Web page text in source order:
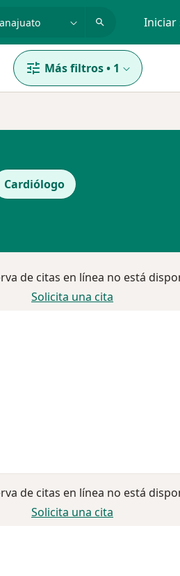
Iniciar
Más filtros• 1
Cardiólogo
de citas en línea no está
Solicita una cita
de citas en línea no está
Solicita una cita